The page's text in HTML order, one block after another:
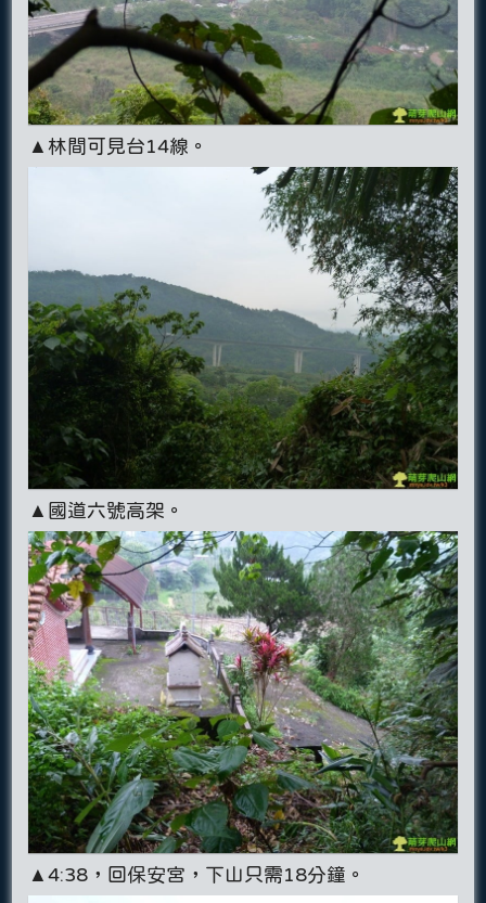
▲林間可見台14線。
▲國道六號高架。
▲4:38，回保安宮，下山只需18分鐘。